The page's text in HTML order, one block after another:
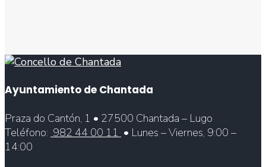
Ayuntamiento de Chantada
Praza do Cantón, 1 • 27500 Chantada – Lugo
Teléfono: 982 44 00 11 • Lunes – Viernes, 9:00 –
14:00